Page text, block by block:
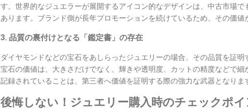
す。世界的なジュエラーが展開するアイコン的なデザインは、中古市場
あります。ブランド側が長年プロモーションを続けているため、その価値
3. 品質の裏付けとなる「鑑定書」の存在
ダイヤモンドなどの宝石をあしらったジュエリーの場合、その品質を証明
宝石の価値は、大きさだけでなく、輝きや透明度、カットの精度などで
記録されていることは、第三者へ価値を証明する際の強力な武器となりま
後悔しない！ジュエリー購入時のチェックポイ